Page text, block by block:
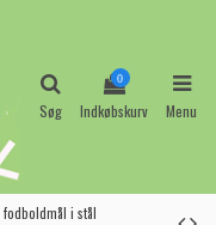
Søg
0
Indkøbskurv Menu
fodboldmål i stål